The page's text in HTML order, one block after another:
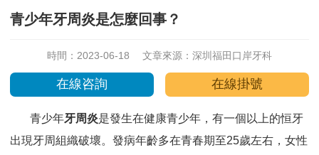
青少年牙周炎是怎麼回事？
時間：2023-06-18 文章來源： 深圳福田口岸牙科
在線咨詢 在線掛號
青少年牙周炎是發生在健康青少年，有一個以上的恒牙
出現牙周組織破壞。發病年齡多在青春期至25歲左右，女性